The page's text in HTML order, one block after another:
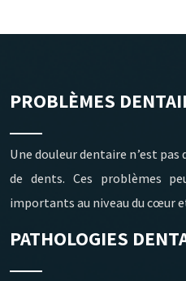
PROBLÈMES
Une douleur dentaire n’est
de dents. Ces problèmes
importants au niveau du cœur
PATHOLOGIES